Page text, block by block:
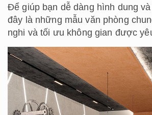
Để giúp bạn dễ dàng hình dung
đây là những mẫu văn phòng
nghi và tối ưu không gian được